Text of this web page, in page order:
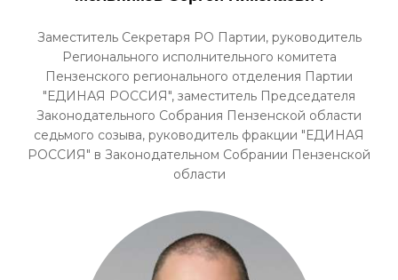
Заместитель Секретаря РО Партии, руководитель
Регионального исполнительного комитета
Пензенского регионального отделения Партии
"ЕДИНАЯ РОССИЯ", заместитель Председателя
Законодательного Собрания Пензенской области
седьмого созыва, руководитель фракции "ЕДИНАЯ
РОССИЯ" в Законодательном Собрании Пензенской
области